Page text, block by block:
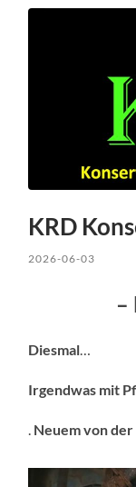
KRD
2026-06-03
–
Diesmal…
Irgendwas mit
. Neuem von